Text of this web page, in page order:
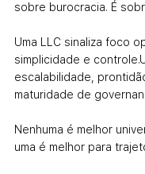
sobre burocracia. É
Uma LLC sinaliza foco
simplicidade e controle.
escalabilidade,
maturidade de
Nenhuma é melhor
uma é melhor para